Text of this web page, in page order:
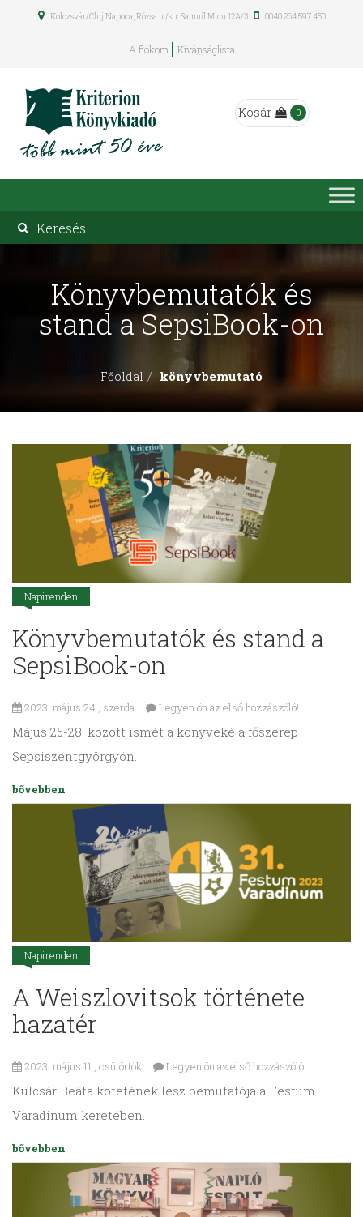
Kolozsvár/Cluj Napoca, Rózsa u./str. Samuil Micu 12A/3 0040 264 597 450
A fiókom Kívánságlista
Kosár 0
Könyvbemutatók és
stand a SepsiBook-on
Főoldal könyvbemutató
Napirenden
Könyvbemutatók és stand a
SepsiBook-on
2023. május 24., szerda Legyen ön az első hozzászóló!
Május 25-28. között ismét a könyveké a főszerep
Sepsiszentgyörgyön.
bővebben
Napirenden
A Weiszlovitsok története
hazatér
2023. május 11., csütörtök Legyen ön az első hozzászóló!
Kulcsár Beáta kötetének lesz bemutatója a Festum
Varadinum keretében.
bővebben